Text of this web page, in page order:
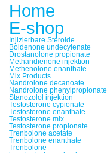
Home
E-shop
Injizierbare Steroide
Boldenone undecylenate
Drostanolone propionate
Methandienone injektion
Methenolone enanthate
Mix Products
Nandrolone decanoate
Nandrolone phenylpropionate
Stanozolol injektion
Testosterone cypionate
Testosterone enanthate
Testosterone mix
Testosterone propionate
Trenbolone acetate
Trenbolone enanthate
Trenbolone